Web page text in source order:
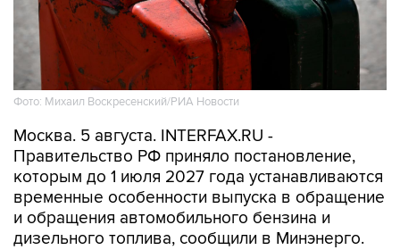
Фото: Михаил Воскресенский/РИА Новости
Москва. 5 августа. INTERFAX.RU -
Правительство РФ приняло постановление,
которым до 1 июля 2027 года устанавливаются
временные особенности выпуска в обращение
и обращения автомобильного бензина и
дизельного топлива, сообщили в Минэнерго.